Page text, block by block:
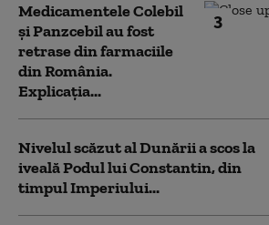
3
Medicamentele Colebil
și Panzcebil au fost
retrase din farmaciile
din România.
Explicația...
Nivelul scăzut al Dunării a scos la
iveală Podul lui Constantin, din
timpul Imperiului...